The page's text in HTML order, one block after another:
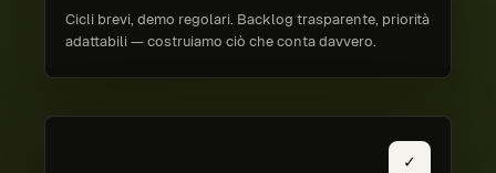
Cicli brevi, demo regolari. Backlog trasparente, priorità
adattabili — costruiamo ciò che conta davvero.
✓